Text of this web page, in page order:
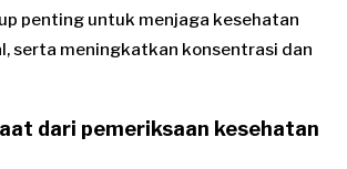
penting untuk menjaga kesehatan
serta meningkatkan konsentrasi dan
dari pemeriksaan kesehatan